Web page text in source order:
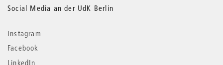
Social Media an der UdK Berlin
Instagram
Facebook
LinkedIn